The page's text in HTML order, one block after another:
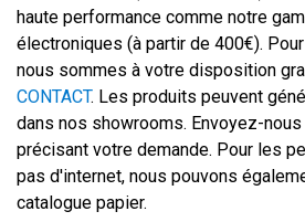
haute performance comme notre
électroniques (à partir de 400€).
nous sommes à votre disposition
CONTACT. Les produits peuvent
dans nos showrooms. Envoyez-
précisant votre demande. Pour les
pas d'internet, nous pouvons
catalogue papier.